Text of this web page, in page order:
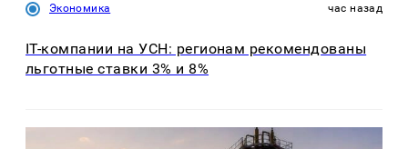
Экономика час назад
IT-компании на УСН: регионам рекомендованы
льготные ставки 3% и 8%